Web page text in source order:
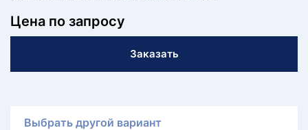
Цена по запросу
Заказать
Выбрать другой вариант